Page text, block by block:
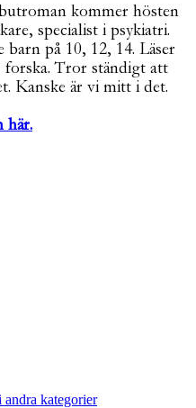
kommer hösten
specialist i psykiatri.
på 10, 12, 14. Läser
forska. Tror ständigt att
Kanske är vi mitt i det.
här.
andra kategorier